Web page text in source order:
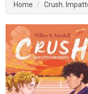
Home Crush.